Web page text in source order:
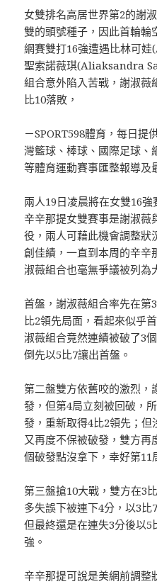
女雙排名高居世界第2的謝
雙的頭號種子，因此首輪輪
網賽雙打16強遭遇比林可
聖索諾薇琪(Aliaksandra
組合意外陷入苦戰，謝淑薇
比10落敗，
－SPORT598體育，每日提
灣籃球、棒球、國際足球、
等體育運動賽事匯整報導及
兩人19日凌晨將在女雙16強
辛辛那提女雙賽事是謝淑薇
役，兩人可藉此機會調整狀
創佳績，一直到本周的辛辛
淑薇組合也毫無爭議被列為
首盤，謝淑薇組合率先在第
比2領先局面，看起來似乎
淑薇組合竟然連績被破了3
倒先以5比7讓出首盤。
第二盤雙方依舊咬的激烈，
發，但第4局立刻被回破，
發，重新取得4比2領先；
又再度不保被破發，雙方再
個破發點沒拿下，幸好第11
第三盤搶10大戰，雙方在3
多失誤下被連下4分，以3比
但最終還是在連失3分後以
強。
辛辛那提可說是美網前調整